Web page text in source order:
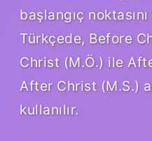
başlangıç
Türkçede, Before
Christ (M.Ö.) ile
After Christ (M.S.)
kullanılır.